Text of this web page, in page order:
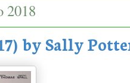
2018
by Sally